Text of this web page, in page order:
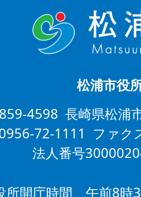
松浦市役
4598 長崎県松浦
72-1111 ファ
法人番号
所開庁時間 午前8時